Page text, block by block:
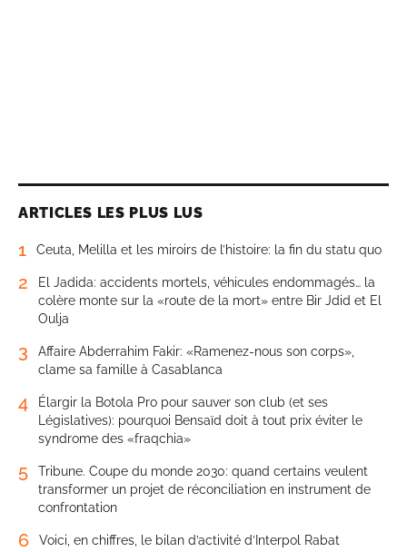
ARTICLES LES PLUS LUS
1 Ceuta, Melilla et les miroirs de l’histoire: la fin du statu quo
2
El Jadida: accidents mortels, véhicules endommagés… la
colère monte sur la «route de la mort» entre Bir Jdid et El
Oulja
3
Affaire Abderrahim Fakir: «Ramenez-nous son corps»,
clame sa famille à Casablanca
4
Élargir la Botola Pro pour sauver son club (et ses
Législatives): pourquoi Bensaïd doit à tout prix éviter le
syndrome des «fraqchia»
5
Tribune. Coupe du monde 2030: quand certains veulent
transformer un projet de réconciliation en instrument de
confrontation
6 Voici, en chiffres, le bilan d’activité d’Interpol Rabat